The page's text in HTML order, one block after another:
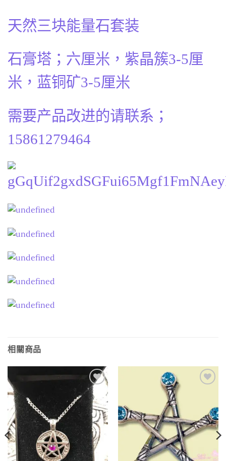
天然三块能量石套装
石膏塔；六厘米，紫晶簇3-5厘
米，蓝铜矿3-5厘米
需要产品改进的请联系；
15861279464
相關商品
Add to
wishlist